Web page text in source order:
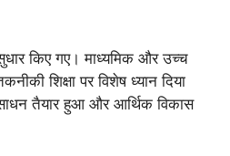
किए गए। माध्यमिक और उच्च
शिक्षा पर विशेष ध्यान दिया
तैयार हुआ और आर्थिक विकास